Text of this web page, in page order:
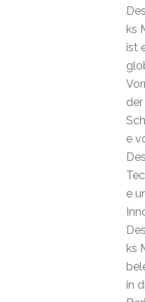
ks
ist
der
e
e
ks
in